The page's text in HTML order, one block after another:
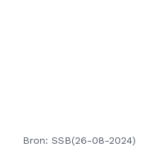
Bron: SSB(26-08-2024)